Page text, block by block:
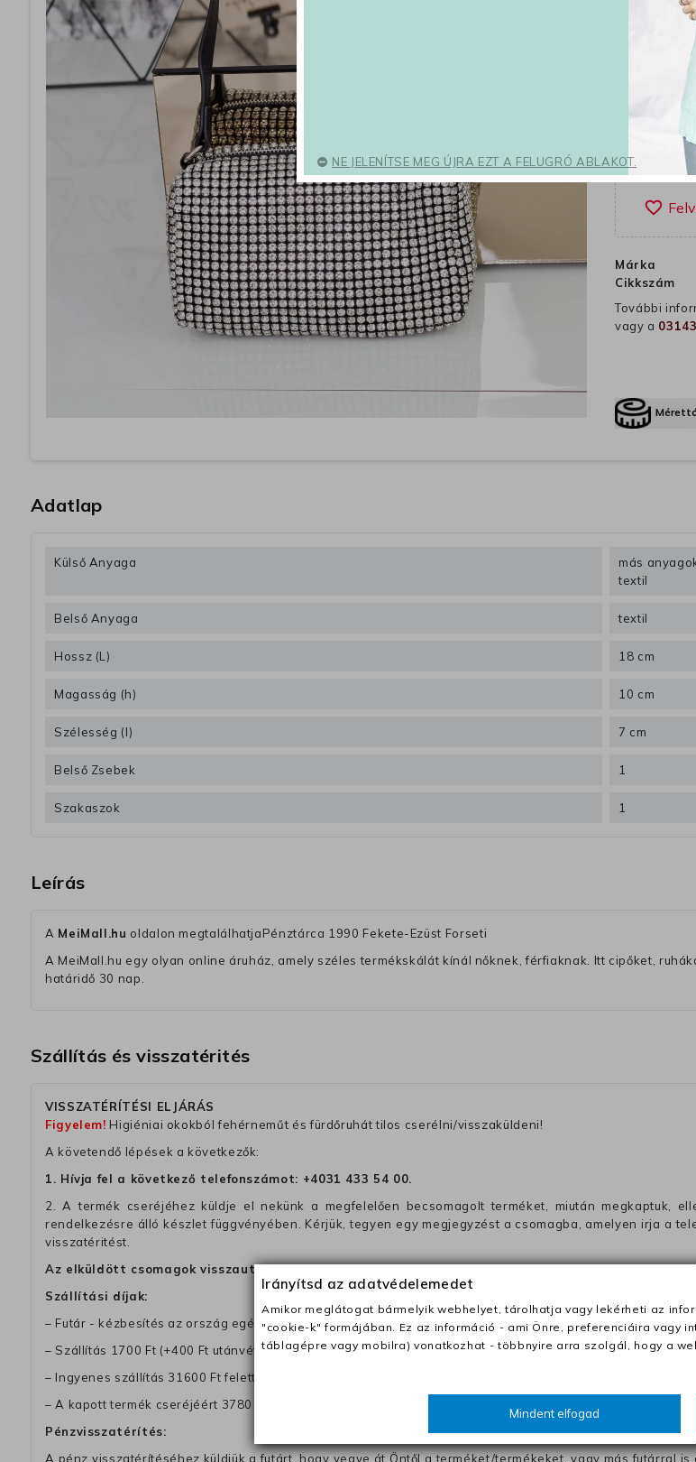
10
favorite_border
Márka
Cikkszám
További
vagy a
Adatlap
Külső Anyaga
más
textil
Belső Anyaga textil
Hossz (L) 18 cm
Magasság (h) 10 cm
Szélesség (l) 7 cm
Belső Zsebek 1
Szakaszok 1
Leírás
A MeiMall.hu oldalon megtalálhatjaPénztárca 1990 Fekete-Ezüst Forseti
A MeiMall.hu egy olyan online áruház, amely széles termékskálát kínál nőknek, férfiaknak. Itt cipőket,
határidő 30 nap.
Szállítás és visszatérités
VISSZATÉRÍTÉSI ELJÁRÁS
Figyelem! Higiéniai okokból fehérneműt és fürdőruhát tilos cserélni/visszaküldeni!
A követendő lépések a következők:
1. Hívja fel a következő telefonszámot: +4031 433 54 00.
2. A termék cseréjéhez küldje el nekünk a megfelelően becsomagolt terméket, miután megkaptuk,
rendelkezésre álló készlet függvényében. Kérjük, tegyen egy megjegyzést a csomagba, amelyen irja a
visszatéritést.
Az elküldött csomagok visszautasításra kerülnek, ha ezeket nem megfelelő módon csomagolják !!
Szállítási díjak:
– Futár - kézbesítés az ország egész területén, 2-3 munkanapon belül a megrendelés e-mailben / sms-
– Szállítás 1700 Ft (+400 Ft utánvéttel)
– Ingyenes szállítás 31600 Ft feletti megrendeléseknél (+400 Ft utánvétte)
– A kapott termék cseréjéért 3780 Ft szállítási díjat számolunk fel (oda -vissza út)
Pénzvisszatérítés:
A pénz visszatérítéséhez küldjük a futárt, hogy vegye át Öntől a terméket/termékeket, vagy más futárral
NE JELENÍTSE MEG ÚJRA EZT A FELUGRÓ ABLAKOT.
Irányítsd az adatvédelemedet
Amikor meglátogat bármelyik webhelyet, tárolhatja vagy lekérheti az
"cookie-k" formájában. Ez az információ - ami Önre, preferenciáira vagy
táblagépre vagy mobilra) vonatkozhat - többnyire arra szolgál, hogy a
Mindent elfogad